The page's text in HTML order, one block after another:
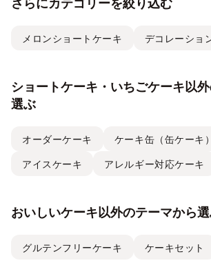
さらにカテゴリーを絞り込む
メロンショートケーキ デコレーショ
ショートケーキ・いちごケーキ以
選ぶ
オーダーケーキ ケーキ缶（缶ケーキ）
アイスケーキ アレルギー対応ケーキ
おいしいケーキ以外のテーマから
グルテンフリーケーキ ケーキセット